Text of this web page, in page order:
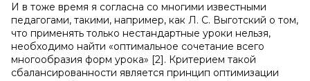
И в тоже время я согласна со многими известными
педагогами, такими, например, как Л. С. Выготский о том,
что применять только нестандартные уроки нельзя,
необходимо найти «оптимальное сочетание всего
многообразия форм урока» [2]. Критерием такой
сбалансированности является принцип оптимизации